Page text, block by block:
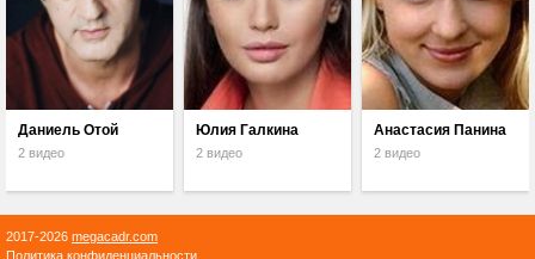
Даниель Отой
2 видео
Юлия Галкина
2 видео
Анастасия Панина
2 видео
2017-2026 megacadr.com
Политика конфиденциальности